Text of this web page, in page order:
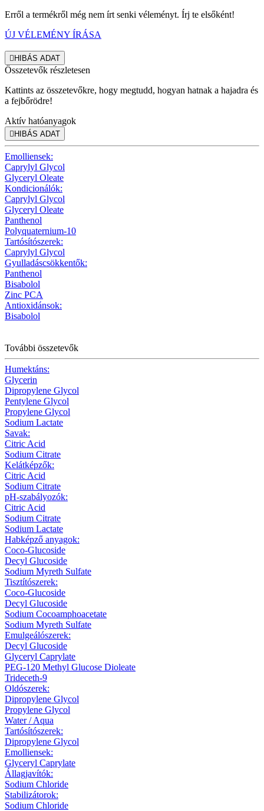
Erről a termékről még nem írt senki véleményt. Írj te elsőként!
ÚJ VÉLEMÉNY ÍRÁSA
HIBÁS ADAT
Összetevők részletesen
Kattints az összetevőkre, hogy megtudd, hogyan hatnak a hajadra és
a fejbőrödre!
Aktív hatóanyagok
HIBÁS ADAT
Emolliensek:
Caprylyl Glycol
Glyceryl Oleate
Kondicionálók:
Caprylyl Glycol
Glyceryl Oleate
Panthenol
Polyquaternium-10
Tartósítószerek:
Caprylyl Glycol
Gyulladáscsökkentők:
Panthenol
Bisabolol
Zinc PCA
Antioxidánsok:
Bisabolol
További összetevők
Humektáns:
Glycerin
Dipropylene Glycol
Pentylene Glycol
Propylene Glycol
Sodium Lactate
Savak:
Citric Acid
Sodium Citrate
Kelátképzők:
Citric Acid
Sodium Citrate
pH-szabályozók:
Citric Acid
Sodium Citrate
Sodium Lactate
Habképző anyagok:
Coco-Glucoside
Decyl Glucoside
Sodium Myreth Sulfate
Tisztítószerek:
Coco-Glucoside
Decyl Glucoside
Sodium Cocoamphoacetate
Sodium Myreth Sulfate
Emulgeálószerek:
Decyl Glucoside
Glyceryl Caprylate
PEG-120 Methyl Glucose Dioleate
Trideceth-9
Oldószerek:
Dipropylene Glycol
Propylene Glycol
Water / Aqua
Tartósítószerek:
Dipropylene Glycol
Emolliensek:
Glyceryl Caprylate
Állagjavítók:
Sodium Chloride
Stabilizátorok:
Sodium Chloride